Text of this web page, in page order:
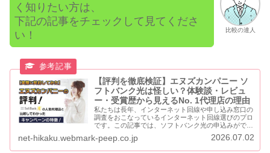
比較の達人
く知りたい方は、
下記の記事をチェックして見てくださ
い！
【評判を徹底検証】エヌズカンパニー ソ
フトバンク光は怪しい？体験談・レビュ
ー・受賞歴から見えるNo. 1代理店の理由
私たちは長年、インターネット回線や申し込み窓口の
調査をおこなっているインターネット回線選びのプロ
です。この記事では、ソフトバンク光の申込みができ
るネット代理店の中でも、最も評判が良いエヌズカン
パニーについてご紹介します。エヌズカンパニーで
net-hikaku.webmark-peep.co.jp 2026.07.02